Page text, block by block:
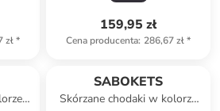
zł*
159,95 zł
Cena producenta: 286,67 zł*
SABOKETS
Skórzane chodaki w kolorze